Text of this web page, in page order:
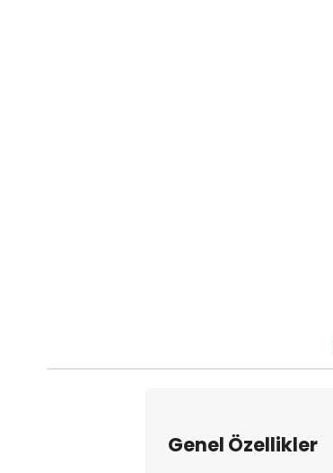
Genel Özellikler